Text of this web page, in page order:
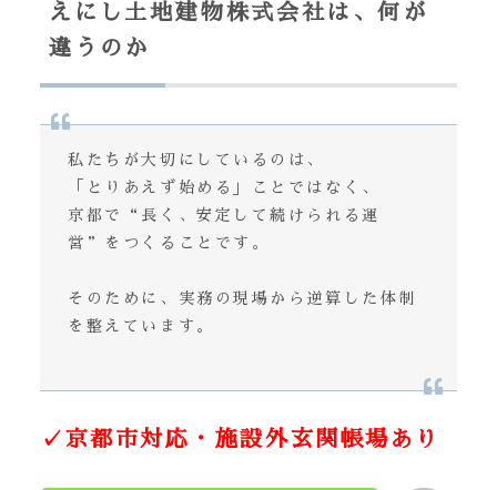
えにし土地建物株式会社は、何が
違うのか
私たちが大切にしているのは、
「とりあえず始める」ことではなく、
京都で“長く、安定して続けられる運
営”をつくることです。
そのために、実務の現場から逆算した体制
を整えています。
✓京都市対応・施設外玄関帳場あり